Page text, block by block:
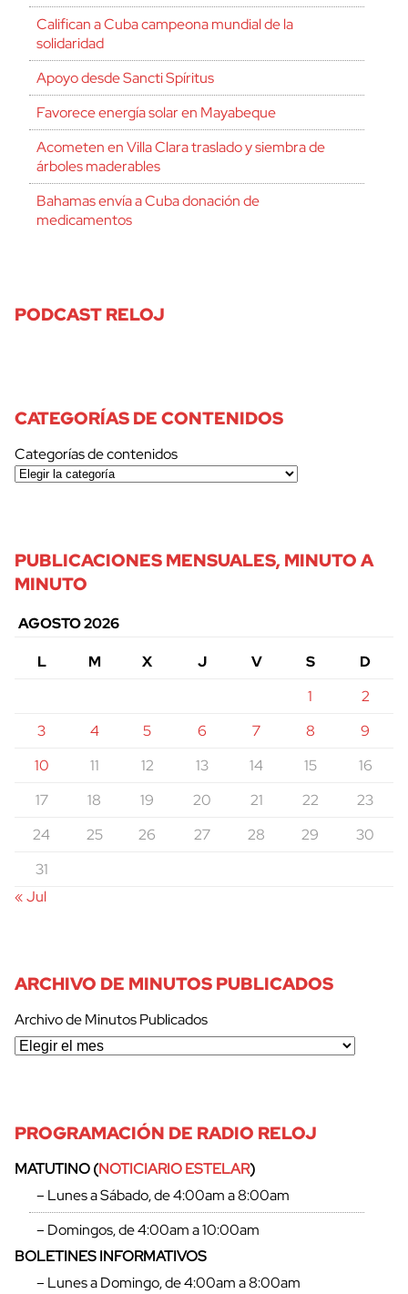
Califican a Cuba campeona mundial de la
solidaridad
Apoyo desde Sancti Spíritus
Favorece energía solar en Mayabeque
Acometen en Villa Clara traslado y siembra de
árboles maderables
Bahamas envía a Cuba donación de
medicamentos
PODCAST RELOJ
CATEGORÍAS DE CONTENIDOS
Categorías de contenidos
PUBLICACIONES MENSUALES, MINUTO A
MINUTO
AGOSTO 2026
L
M X J V S
D
1
2
3
4 5 6 7 8
9
10
11 12 13 14 15
16
17
18 19 20 21 22
23
24
25 26 27 28 29
30
31
« Jul
ARCHIVO DE MINUTOS PUBLICADOS
Archivo de Minutos Publicados
PROGRAMACIÓN DE RADIO RELOJ
MATUTINO (NOTICIARIO ESTELAR)
– Lunes a Sábado, de 4:00am a 8:00am
– Domingos, de 4:00am a 10:00am
BOLETINES INFORMATIVOS
– Lunes a Domingo, de 4:00am a 8:00am